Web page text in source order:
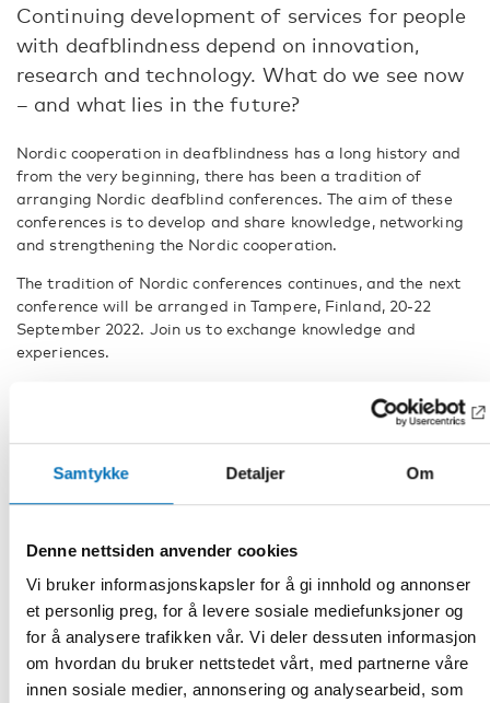
Samtykke Detaljer Om
Denne nettsiden anvender cookies
Vi bruker informasjonskapsler for å gi innhold og annonser
et personlig preg, for å levere sosiale mediefunksjoner og
for å analysere trafikken vår. Vi deler dessuten informasjon
om hvordan du bruker nettstedet vårt, med partnerne våre
innen sosiale medier, annonsering og analysearbeid, som
Continuing development of services for people
with deafblindness depend on innovation,
research and technology. What do we see now
– and what lies in the future?
Nordic cooperation in deafblindness has a long history and
from the very beginning, there has been a tradition of
arranging Nordic deafblind conferences. The aim of these
conferences is to develop and share knowledge, networking
and strengthening the Nordic cooperation.
The tradition of Nordic conferences continues, and the next
conference will be arranged in Tampere, Finland, 20-22
September 2022. Join us to exchange knowledge and
experiences.
a Nordic perspective on Deafblindness is hosted by Nordic
supported by Finland's Presidency of the Nordic Council of
Ministers 2021.
EVENTPAGE
Read more about call for presentations, accomodation and
other practical information on our eventpage. The menu is
located on top of the page. By clicking on the menu you can
acess the different information tabs.